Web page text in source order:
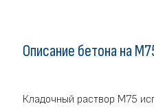
Описание бетона на
Кладочный раствор М75